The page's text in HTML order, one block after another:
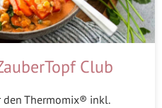
Club
den Thermomix® inkl.